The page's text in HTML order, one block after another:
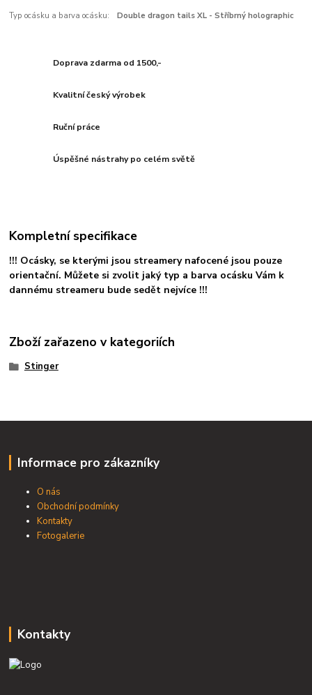
Typ ocásku a barva ocásku: Double dragon tails XL - Stříbrný holographic
Doprava zdarma od 1500,-
Kvalitní český výrobek
Ruční práce
Úspěšné nástrahy po celém světě
Kompletní specifikace
!!! Ocásky, se kterými jsou streamery nafocené jsou pouze
orientační. Můžete si zvolit jaký typ a barva ocásku Vám k
dannému streameru bude sedět nejvíce !!!
Zboží zařazeno v kategoriích
Stinger
Informace pro zákazníky
O nás
Obchodní podmínky
Kontakty
Fotogalerie
Kontakty